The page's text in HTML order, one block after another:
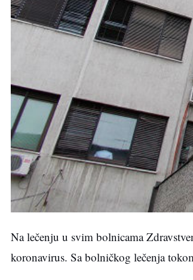
Na lečenju u svim bolnicama
koronavirus. Sa bolničkog lečenja